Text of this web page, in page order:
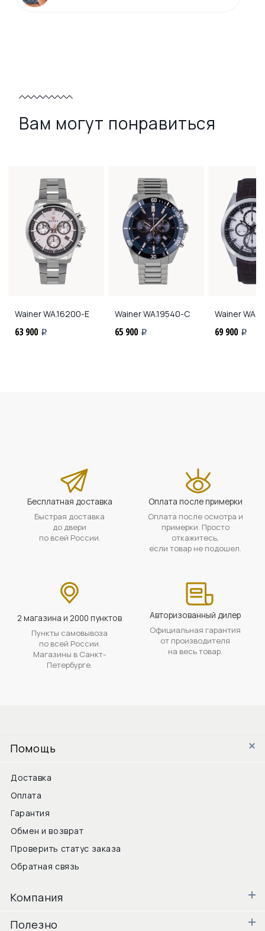
Вам могут понравиться
WainerWA.16200-E
63 900 i
WainerWA.19540-C
65 900 i
Wainer
69 900 i
Бесплатная доставка
Быстрая доставка
до двери
по всей России.
Оплата после примерки
Оплата после осмотра и
примерки. Просто
откажитесь,
если товар не подошел.
2 магазина и 2000 пунктов
Пункты самовывоза
по всей России.
Магазины в Санкт-
Петербурге.
Авторизованный дилер
Официальная гарантия
от производителя
на весь товар.
Помощь
Доставка
Оплата
Гарантия
Обмен и возврат
Проверить статус заказа
Обратная связь
Компания
Полезно